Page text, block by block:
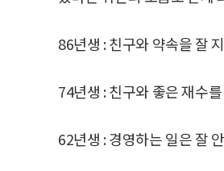
86년생 : 친구와 약속을 잘
74년생 : 친구와 좋은 재수
62년생 : 경영하는 일은 잘